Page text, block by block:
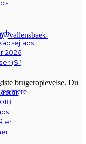
2026
(SI)
brugeroplevelse. Du
mere